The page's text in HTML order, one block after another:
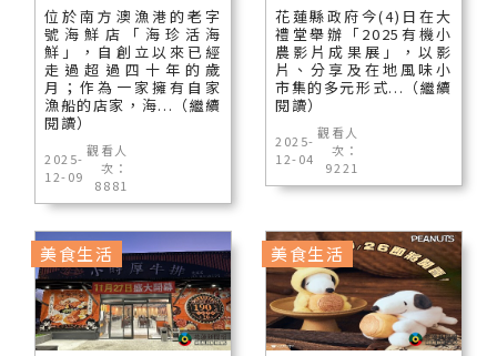
位於南方澳漁港的老字
號海鮮店「海珍活海
鮮」，自創立以來已經
走過超過四十年的歲
月；作為一家擁有自家
漁船的店家，海...（繼續
閱讀）
2025-
12-09
觀看人
次：
8881
花蓮縣政府今(4)日在大
禮堂舉辦「2025有機小
農影片成果展」，以影
片、分享及在地風味小
市集的多元形式...（繼續
閱讀）
2025-
12-04
觀看人
次：
9221
美食生活 美食生活